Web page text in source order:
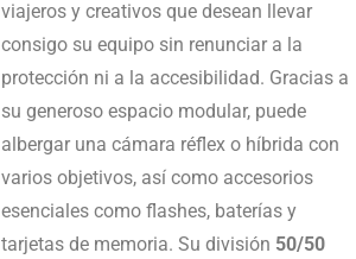
viajeros y creativos que desean llevar
consigo su equipo sin renunciar a la
protección ni a la accesibilidad. Gracias a
su generoso espacio modular, puede
albergar una cámara réflex o híbrida con
varios objetivos, así como accesorios
esenciales como flashes, baterías y
tarjetas de memoria. Su división 50/50